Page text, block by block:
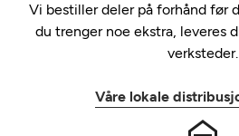
Vi bestiller deler på forhånd før
du trenger noe ekstra, leveres
verksteder.
Våre lokale